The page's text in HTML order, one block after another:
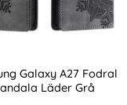
Galaxy A27 Fodral
Läder Grå